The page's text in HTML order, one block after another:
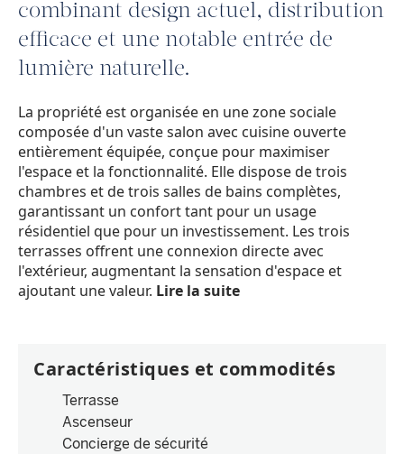
combinant design actuel, distribution
efficace et une notable entrée de
lumière naturelle.
La propriété est organisée en une zone sociale
composée d'un vaste salon avec cuisine ouverte
entièrement équipée, conçue pour maximiser
l'espace et la fonctionnalité. Elle dispose de trois
chambres et de trois salles de bains complètes,
garantissant un confort tant pour un usage
résidentiel que pour un investissement. Les trois
terrasses offrent une connexion directe avec
l'extérieur, augmentant la sensation d'espace et
ajoutant une valeur. Lire la suite
Caractéristiques et commodités
Terrasse
Ascenseur
Concierge de sécurité